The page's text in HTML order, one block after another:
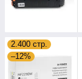
2.400 стр.
–12%